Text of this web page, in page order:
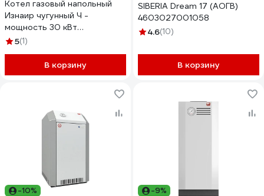
Котел газовый напольный
Изнаир чугунный Ч -
мощность 30 кВт
4687205582331
5(1)
В корзину
SIBERIA Dream 17 (АОГВ)
4603027001058
4.6(10)
В корзину
-10% -9%